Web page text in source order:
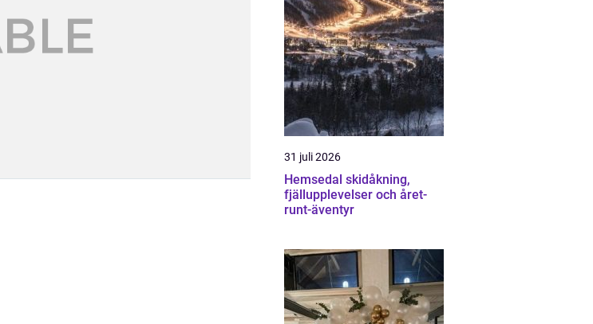
31 juli 2026
Hemsedal skidåkning,
fjällupplevelser och året-
runt-äventyr